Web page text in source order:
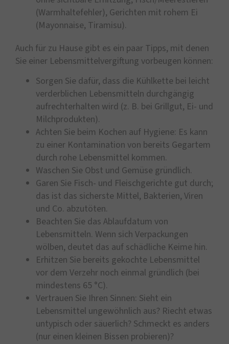
(Warmhaltefehler), Gerichten mit rohem Ei
(Mayonnaise, Tiramisu).
Auch für zu Hause gibt es ein paar Tipps, mit denen
Sie einer Lebensmittelvergiftung vorbeugen können:
Sorgen Sie dafür, dass die Kühlkette bei leicht
verderblichen Lebensmitteln durchgängig
aufrechterhalten wird (z. B. bei Grillgut, Ei- und
Milchprodukten).
Achten Sie beim Kochen auf Hygiene: Es kann
zu einer Kontamination von bereits Gegartem
durch rohe Lebensmittel kommen.
Waschen Sie Obst und Gemüse gründlich.
Garen Sie Fisch- und Fleischgerichte gut durch;
das ist das sicherste Mittel, Bakterien, Viren
und Co. abzutöten.
Beachten Sie das Ablaufdatum von
Lebensmitteln. Wenn sich Verpackungen
wölben, deutet das auf schädliche Keime hin.
Erhitzen Sie bereits gekochte Lebensmittel
vor dem Verzehr noch einmal gründlich (bei
mindestens 65 °C).
Vertrauen Sie Ihren Sinnen: Sieht ein
Lebensmittel ungewöhnlich aus? Riecht etwas
untypisch oder säuerlich? Schmeckt es anders
(nur einen kleinen Bissen probieren)?